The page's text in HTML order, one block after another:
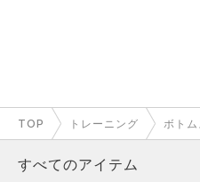
TOP トレーニング ボトム
すべてのアイテム